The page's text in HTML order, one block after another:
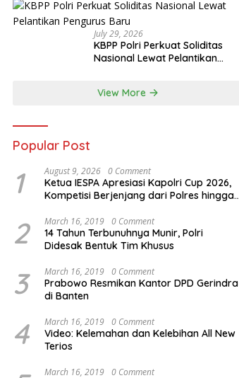
July 29, 2026
KBPP Polri Perkuat Soliditas
Nasional Lewat Pelantikan
View More
Popular Post
1 August 9, 2026 0 Comment
Ketua IESPA Apresiasi Kapolri Cup 2026,
Kompetisi Berjenjang dari Polres hingga
2 March 16, 2019 0 Comment
14 Tahun Terbunuhnya Munir, Polri
Didesak Bentuk Tim Khusus
3 March 16, 2019 0 Comment
Prabowo Resmikan Kantor DPD Gerindra
di Banten
4 March 16, 2019 0 Comment
Video: Kelemahan dan Kelebihan All New
Terios
March 16, 2019 0 Comment